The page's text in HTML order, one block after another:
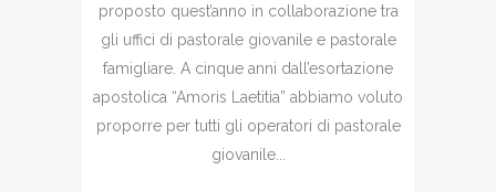
proposto quest’anno in collaborazione tra
gli uffici di pastorale giovanile e pastorale
famigliare. A cinque anni dall’esortazione
apostolica “Amoris Laetitia” abbiamo voluto
proporre per tutti gli operatori di pastorale
giovanile...